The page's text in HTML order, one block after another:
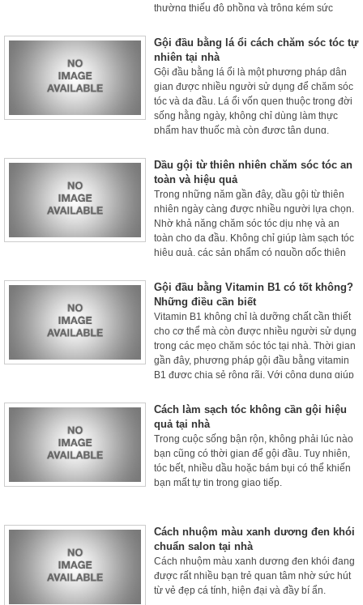
thường thiếu độ phồng và trông kém sức
Gội đầu bằng lá ổi cách chăm sóc tóc tự
nhiên tại nhà
Gội đầu bằng lá ổi là một phương pháp dân
gian được nhiều người sử dụng để chăm sóc
tóc và da đầu. Lá ổi vốn quen thuộc trong đời
sống hằng ngày, không chỉ dùng làm thực
phẩm hay thuốc mà còn được tận dụng.
Dầu gội từ thiên nhiên chăm sóc tóc an
toàn và hiệu quả
Trong những năm gần đây, dầu gội từ thiên
nhiên ngày càng được nhiều người lựa chọn.
Nhờ khả năng chăm sóc tóc dịu nhẹ và an
toàn cho da đầu. Không chỉ giúp làm sạch tóc
hiệu quả, các sản phẩm có nguồn gốc thiên
Như giảm gãy rụng, nuôi dưỡng tóc chắc
khỏe và hạn chế tình trạng kích ứng.
Gội đầu bằng Vitamin B1 có tốt không?
Những điều cần biết
Vitamin B1 không chỉ là dưỡng chất cần thiết
cho cơ thể mà còn được nhiều người sử dụng
trong các mẹo chăm sóc tóc tại nhà. Thời gian
gần đây, phương pháp gội đầu bằng vitamin
B1 được chia sẻ rộng rãi. Với công dụng giúp
mọc nhanh hơn.
Cách làm sạch tóc không cần gội hiệu
quả tại nhà
Trong cuộc sống bận rộn, không phải lúc nào
bạn cũng có thời gian để gội đầu. Tuy nhiên,
tóc bết, nhiều dầu hoặc bám bụi có thể khiến
bạn mất tự tin trong giao tiếp.
Cách nhuộm màu xanh dương đen khói
chuẩn salon tại nhà
Cách nhuộm màu xanh dương đen khói đang
được rất nhiều bạn trẻ quan tâm nhờ sức hút
từ vẻ đẹp cá tính, hiện đại và đầy bí ẩn.